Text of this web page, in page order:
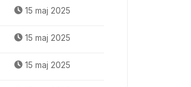
15 maj 2025
15 maj 2025
15 maj 2025